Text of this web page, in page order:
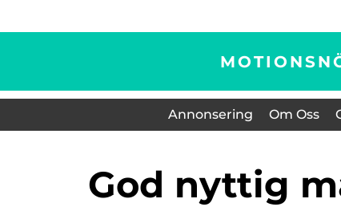
Annonsering Om Oss
god nyttig